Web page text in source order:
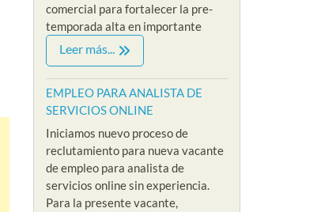
comercial para fortalecer la pre-
temporada alta en importante
Leer más...
EMPLEO PARA ANALISTA DE
SERVICIOS ONLINE
Iniciamos nuevo proceso de
reclutamiento para nueva vacante
de empleo para analista de
servicios online sin experiencia.
Para la presente vacante,